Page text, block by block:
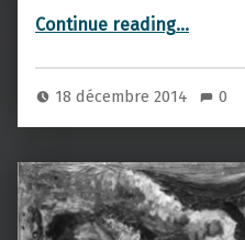
Continue reading…
18 décembre 2014 0